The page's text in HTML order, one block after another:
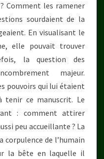
Comment les ramener
sourdaient de la
En visualisant le
elle pouvait trouver
la question des
majeur.
pouvoirs qui lui étaient
tenir ce manuscrit. Le
: comment attirer
peu accueillante ? La
corpulence de l’humain
la bête en laquelle il